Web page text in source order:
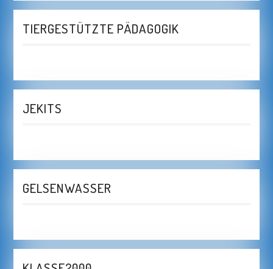
TIERGESTÜTZTE PÄDAGOGIK
JEKITS
GELSENWASSER